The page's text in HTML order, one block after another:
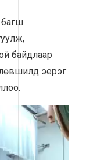
багш
байдлаар
эерэг